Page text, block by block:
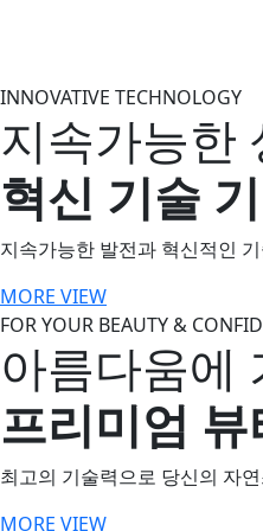
INNOVATIVE TECHNOLOGY
지속가능한
혁신 기술
지속가능한 발전과 혁신적인
MORE VIEW
FOR YOUR BEAUTY &
아름다움에
프리미엄
최고의 기술력으로 당신의 자
MORE VIEW